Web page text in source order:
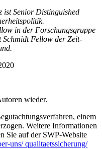
ist Senior Distinguished
in der Forschungsgruppe
Schmidt Fellow der Zeit-
wieder.
einem
Weitere Informationen
Sie auf der SWP-Website
uns/ qualitaetssicherung/